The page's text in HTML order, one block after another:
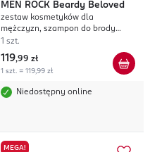
MEN ROCK Beardy Beloved
zestaw kosmetyków dla
mężczyzn, szampon do brody
100ml + balsam do brody 100ml +
1 szt.
119,99 zł
1 szt. = 119,99 zł
Niedostępny online
MEGA!